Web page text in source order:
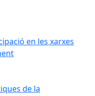
en les xarxes
de la